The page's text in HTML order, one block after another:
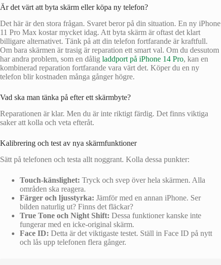
Är det värt att byta skärm eller köpa ny telefon?
Det här är den stora frågan. Svaret beror på din situation. En ny iPhone
11 Pro Max kostar mycket idag. Att byta skärm är oftast det klart
billigare alternativet. Tänk på att din telefon fortfarande är kraftfull.
Om bara skärmen är trasig är reparation ett smart val. Om du dessutom
har andra problem, som en dålig laddport på iPhone 14 Pro, kan en
kombinerad reparation fortfarande vara värt det. Köper du en ny
telefon blir kostnaden många gånger högre.
Vad ska man tänka på efter ett skärmbyte?
Reparationen är klar. Men du är inte riktigt färdig. Det finns viktiga
saker att kolla och veta efteråt.
Kalibrering och test av nya skärmfunktioner
Sätt på telefonen och testa allt noggrant. Kolla dessa punkter:
Touch-känslighet: Tryck och svep över hela skärmen. Alla
områden ska reagera.
Färger och ljusstyrka: Jämför med en annan iPhone. Ser
bilden naturlig ut? Finns det fläckar?
True Tone och Night Shift: Dessa funktioner kanske inte
fungerar med en icke-original skärm.
Face ID: Detta är det viktigaste testet. Ställ in Face ID på nytt
och lås upp telefonen flera gånger.